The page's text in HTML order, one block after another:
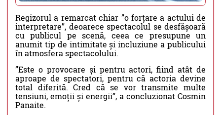
Regizorul a remarcat chiar ”o forțare a actului de
interpretare”, deoarece spectacolul se desfășoară
cu publicul pe scenă, ceea ce presupune un
anumit tip de intimitate și incluziune a publicului
în atmosfera spectacolului.
”Este o provocare și pentru actori, fiind atât de
aproape de spectatori, pentru că actoria devine
total diferită. Cred că se vor transmite multe
tensiuni, emoții și energii”, a concluzionat Cosmin
Panaite.